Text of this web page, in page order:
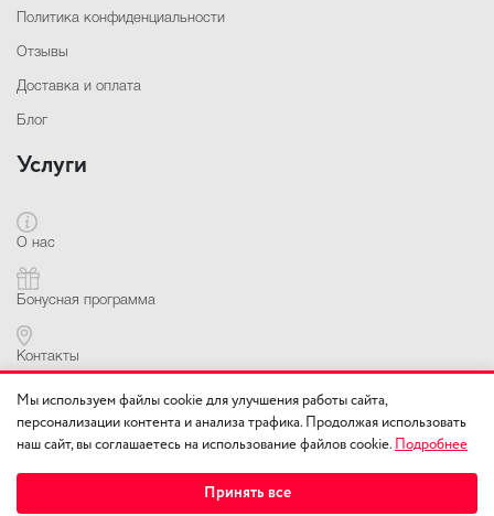
Политика конфиденциальности
Отзывы
Доставка и оплата
Блог
Услуги
О нас
Бонусная программа
Контакты
Контактная информация
Мы используем файлы cookie для улучшения работы сайта,
персонализации контента и анализа трафика. Продолжая использовать
наш сайт, вы соглашаетесь на использование файлов cookie.Подробнее
Принять все